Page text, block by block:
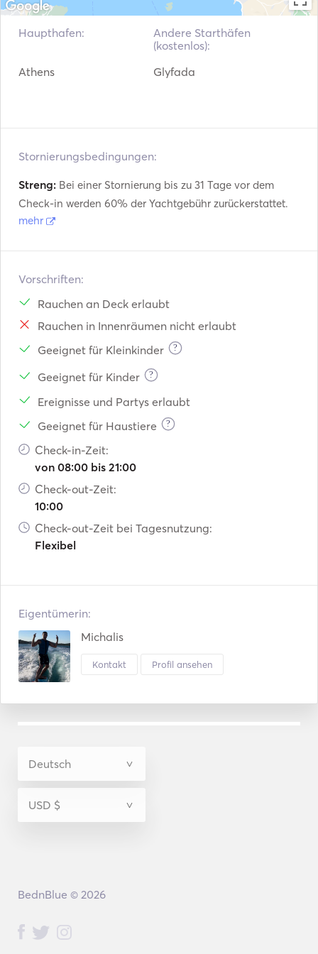
Scooter
Leuchtpistole
Leitfäden & Karten
Handfeuerlöscher
Navigationssystem
VHF
Elektrische Winden
Haupthafen:
Athens
Andere Starthäfen
(kostenlos):
Glyfada
Stornierungsbedingungen:
Streng: Bei einer Stornierung bis zu 31 Tage vor dem
Check-in werden 60% der Yachtgebühr zurückerstattet.
mehr
Vorschriften:
Rauchen an Deck erlaubt
Rauchen in Innenräumen nicht erlaubt
Geeignet für Kleinkinder
?
Geeignet für Kinder ?
Ereignisse und Partys erlaubt
Geeignet für Haustiere
?
Check-in-Zeit:
von 08:00 bis 21:00
Check-out-Zeit:
10:00
Check-out-Zeit bei Tagesnutzung:
Flexibel
Eigentümerin:
Michalis
Kontakt Profil ansehen
BednBlue © 2026